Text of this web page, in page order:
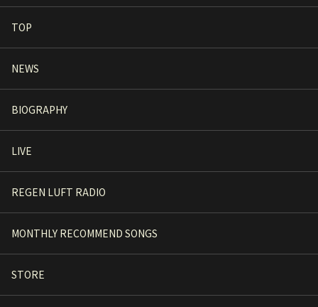
TOP
NEWS
BIOGRAPHY
LIVE
REGEN LUFT RADIO
MONTHLY RECOMMEND SONGS
STORE